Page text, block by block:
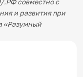
и развития при
«Разумный